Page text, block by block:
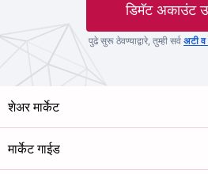
डिमॅट अकाउंट
पुढे सुरू ठेवण्याद्वारे, तुम्ही सर्व अटी व
शेअर मार्केट
मार्केट गाईड